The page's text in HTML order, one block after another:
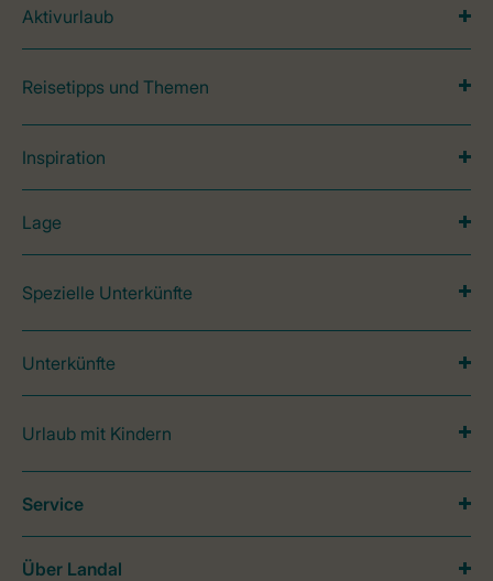
Aktivurlaub
Reisetipps und Themen
Inspiration
Lage
Spezielle Unterkünfte
Unterkünfte
Urlaub mit Kindern
Service
Über Landal